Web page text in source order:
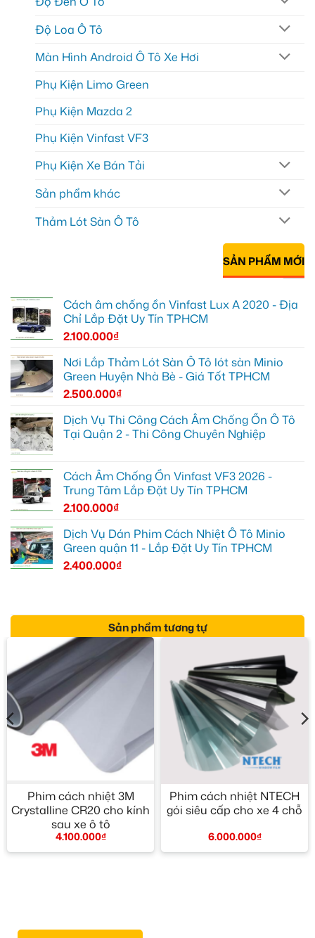
Độ Loa Ô Tô
Màn Hình Android Ô Tô Xe Hơi
Phụ Kiện Limo Green
Phụ Kiện Mazda 2
Phụ Kiện Vinfast VF3
Phụ Kiện Xe Bán Tải
Sản phẩm khác
Thảm Lót Sàn Ô Tô
SẢN PHẨM MỚI
Cách âm chống ồn Vinfast Lux A 2020 - Địa
Chỉ Lắp Đặt Uy Tín TPHCM
2.100.000₫
Nơi Lắp Thảm Lót Sàn Ô Tô lót sàn Minio
Green Huyện Nhà Bè - Giá Tốt TPHCM
2.500.000₫
Dịch Vụ Thi Công Cách Âm Chống Ồn Ô Tô
Tại Quận 2 - Thi Công Chuyên Nghiệp
Cách Âm Chống Ồn Vinfast VF3 2026 -
Trung Tâm Lắp Đặt Uy Tín TPHCM
2.100.000₫
Dịch Vụ Dán Phim Cách Nhiệt Ô Tô Minio
Green quận 11 - Lắp Đặt Uy Tín TPHCM
2.400.000₫
Sản phẩm tương tự
Phim cách nhiệt 3M
Crystalline CR20 cho kính
sau xe ô tô
4.100.000₫
Phim cách nhiệt NTECH
gói siêu cấp cho xe 4 chỗ
6.000.000₫